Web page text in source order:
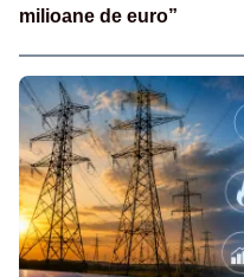
milioane de euro”